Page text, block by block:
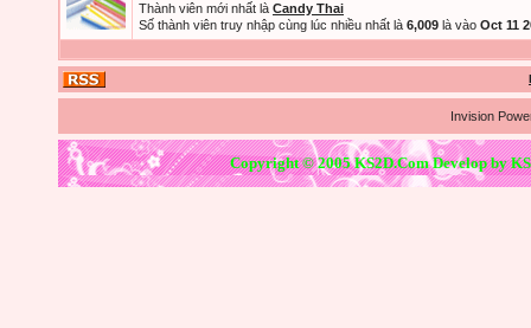
Thành viên mới nhất là Candy Thai
Số thành viên truy nhập cùng lúc nhiều nhất là 6,009 là vào Oct 11
Invision
Copyright © 2005 KS2D.Com Develop by